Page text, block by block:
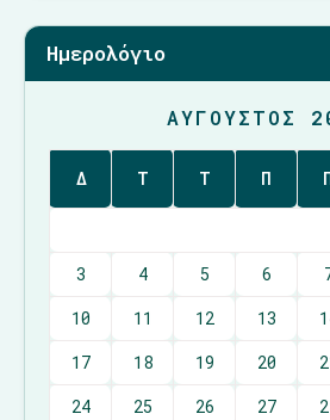
Ημερολόγιο
ΑΎΓΟΥΣΤΟΣ
Δ Τ Τ Π
3
4 5 6
10
11 12 13
17
18 19 20
24
25 26 27